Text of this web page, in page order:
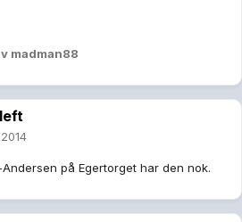
madman88
på Egertorget har den nok.